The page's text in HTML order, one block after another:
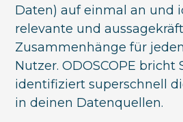
Daten) auf einmal an und
relevante und
Zusammenhänge für
Nutzer. ODOSCOPE bricht
identifiziert superschnell
in deinen Datenquellen.